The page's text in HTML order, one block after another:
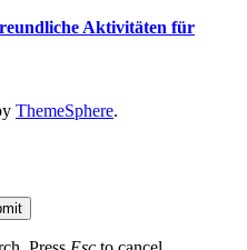
Aktivitäten für
ThemeSphere.